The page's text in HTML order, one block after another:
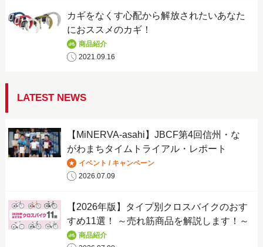
カギをなくす心配から解放されたいあなた
におススメのカギ！
商品紹介
2021.09.16
LATEST NEWS
【MiNERVA-asahi】JBCF第4回信州・な
がわまちタイムトライアル・レポート
イベント / キャンペーン
2026.07.09
【2026年版】タイプ別クロスバイクのおす
すめ11選！ ～売れ筋商品を解説します！～
商品紹介